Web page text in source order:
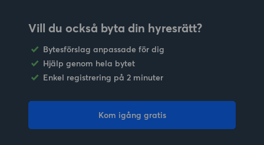
Vill du också byta din hyresrätt?
Bytesförslag anpassade för dig
Hjälp genom hela bytet
Enkel registrering på 2 minuter
Kom igång gratis